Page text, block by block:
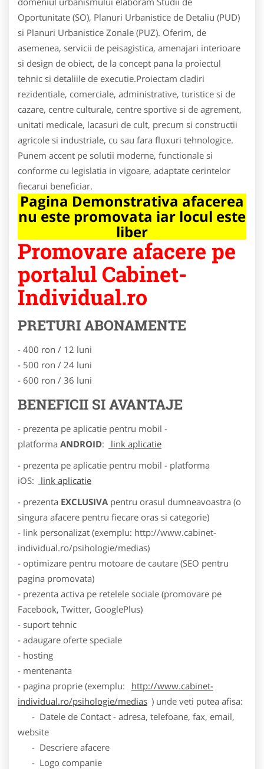
Oportunitate (SO), Planuri Urbanistice de Detaliu (PUD)
si Planuri Urbanistice Zonale (PUZ). Oferim, de
asemenea, servicii de peisagistica, amenajari interioare
si design de obiect, de la concept pana la proiectul
tehnic si detaliile de executie.Proiectam cladiri
rezidentiale, comerciale, administrative, turistice si de
cazare, centre culturale, centre sportive si de agrement,
unitati medicale, lacasuri de cult, precum si constructii
agricole si industriale, cu sau fara fluxuri tehnologice.
Punem accent pe solutii moderne, functionale si
conforme cu legislatia in vigoare, adaptate cerintelor
fiecarui beneficiar.
Pagina Demonstrativa afacerea
nu este promovata iar locul este
liber
Promovare afacere pe
portalul Cabinet-
Individual.ro
PRETURI ABONAMENTE
- 400 ron / 12 luni
- 500 ron / 24 luni
- 600 ron / 36 luni
BENEFICII SI AVANTAJE
- prezenta pe aplicatie pentru mobil -
platforma ANDROID:
link aplicatie
- prezenta pe aplicatie pentru mobil - platforma
iOS:
link aplicatie
- prezenta EXCLUSIVA pentru orasul dumneavoastra (o
singura afacere pentru fiecare oras si categorie)
- link personalizat (exemplu: http://www.cabinet-
individual.ro/psihologie/medias)
- optimizare pentru motoare de cautare (SEO pentru
pagina promovata)
- prezenta activa pe retelele sociale (promovare pe
Facebook, Twitter, GooglePlus)
- suport tehnic
- adaugare oferte speciale
- hosting
- mentenanta
- pagina proprie (exemplu:
http://www.cabinet-
individual.ro/psihologie/medias ) unde veti putea afisa:
- Datele de Contact - adresa, telefoane, fax, email,
website
- Descriere afacere
- Logo companie